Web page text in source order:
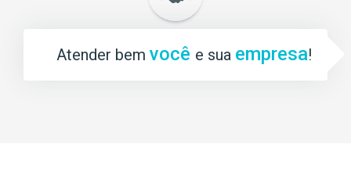
Atender bem você e sua empresa!